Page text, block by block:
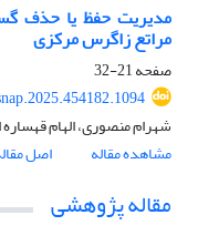
مدیریت حفظ یا حذف
مراتع زاگرس مرکزی
صفحه21-32
شهرام منصوری، الهام
مشاهده مقاله
اصل
مقاله پژوهشی